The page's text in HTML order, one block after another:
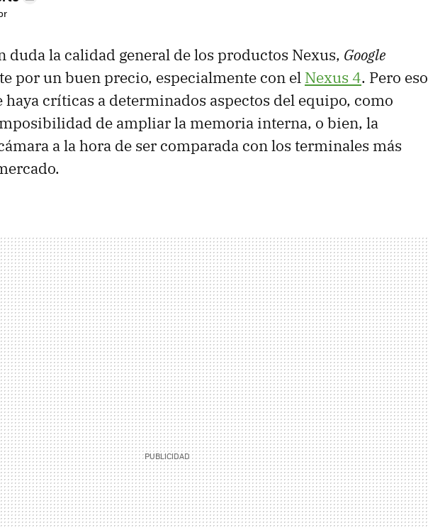
duda la calidad general de los productos Nexus, Google
por un buen precio, especialmente con el Nexus 4. Pero eso
haya críticas a determinados aspectos del equipo, como
de ampliar la memoria interna, o bien, la
a la hora de ser comparada con los terminales más